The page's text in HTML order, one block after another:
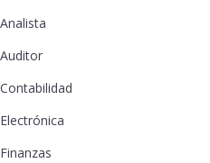
Analista
Auditor
Contabilidad
Electrónica
Finanzas